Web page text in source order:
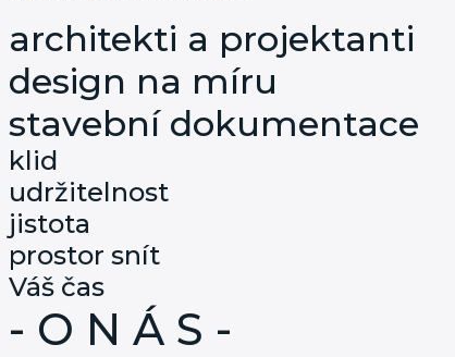
architekti a projektanti
design na míru
stavební dokumentace
klid
udržitelnost
jistota
prostor snít
Váš čas
- O N Á S -